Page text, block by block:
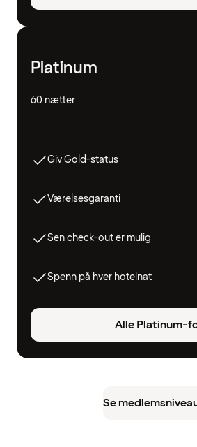
Platinum
60 nætter
Giv Gold-status
Værelsesgaranti
Sen check-out er mulig
Spenn på hver hotelnat
Alle Platinum-
Se